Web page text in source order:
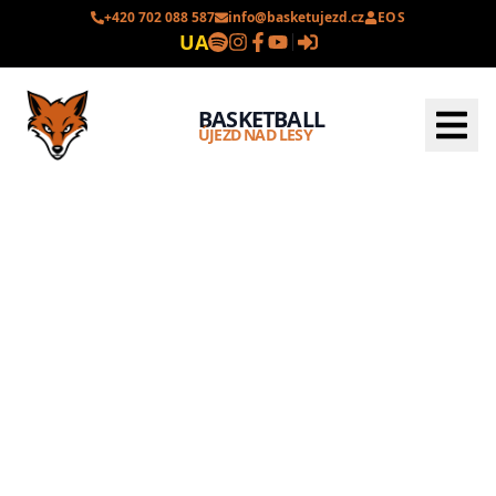
+420 702 088 587 info@basketujezd.cz EOS
UA
BASKETBALL
ÚJEZD NAD LESY